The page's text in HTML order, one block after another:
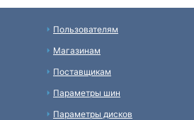
Пользователям
Магазинам
Поставщикам
Параметры шин
Параметры дисков